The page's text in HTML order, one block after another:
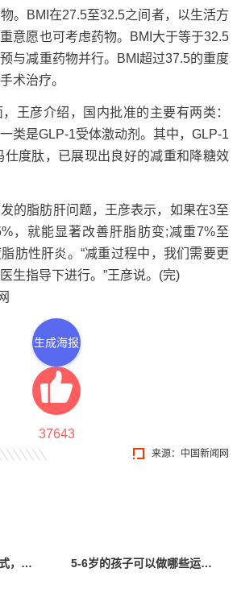
。BMI在27.5至32.5之间者，以生活方
意愿也可考虑药物。BMI大于等于32.5
与减重药物并行。BMI超过37.5的重度
术治疗。
彦介绍，国内批准的主要有两类：
类是GLP-1受体激动剂。其中，GLP-1
仕度肽，已展现出良好的减重和降糖效
脂肪肝问题，王彦表示，如果在3至
，就能显著改善肝脂肪变;减重7%至
肪性肝炎。“减重过程中，我们需要更
生指导下进行。”王彦说。(完)
生成海报
37643
来源：中国新闻网
研究发现：5种运动方式，可能会加速衰老，你知道吗？ 5-6岁的孩子可以做哪些运动？